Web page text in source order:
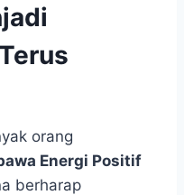
orang
Energi Positif
berharap